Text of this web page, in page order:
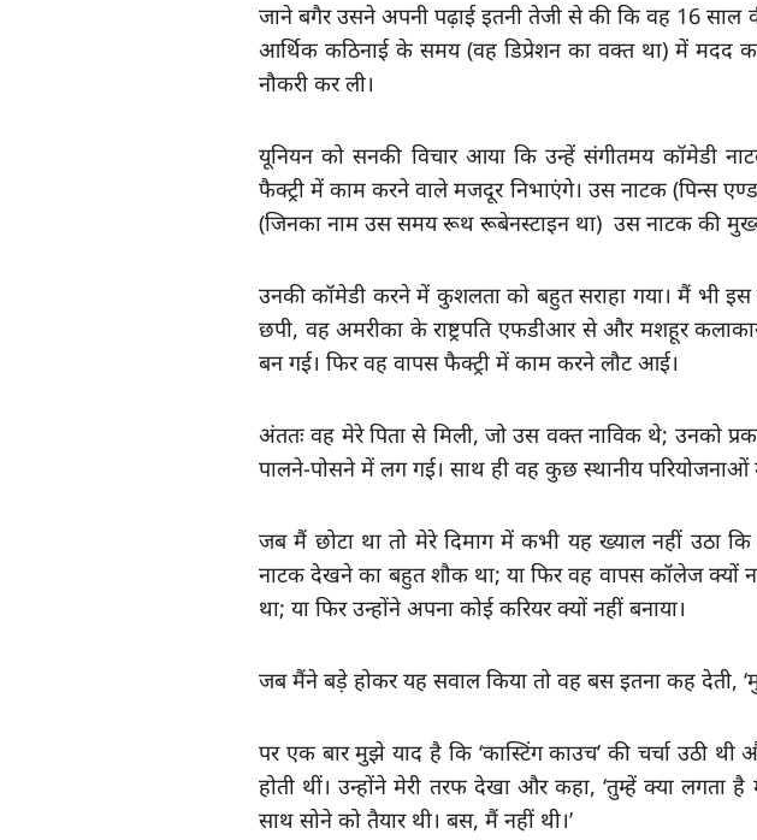
जाने बगैर उसने अपनी पढ़ाई इतनी तेजी से की कि वह 16 साल
आर्थिक कठिनाई के समय (वह डिप्रेशन का वक्त था) में मदद
नौकरी कर ली।
यूनियन को सनकी विचार आया कि उन्हें संगीतमय कॉमेडी
फैक्ट्री में काम करने वाले मजदूर निभाएंगे। उस नाटक (पिन्स
(जिनका नाम उस समय रूथ रूबेनस्टाइन था)  उस नाटक की मुख्य
उनकी कॉमेडी करने में कुशलता को बहुत सराहा गया। मैं भी
छपी, वह अमरीका के राष्ट्रपति एफडीआर से और मशहूर
बन गई। फिर वह वापस फैक्ट्री में काम करने लौट आई।
अंततः वह मेरे पिता से मिली, जो उस वक्त नाविक थे; उनको
पालने-पोसने में लग गई। साथ ही वह कुछ स्थानीय परियोजनाओं में
जब मैं छोटा था तो मेरे दिमाग में कभी यह ख्याल नहीं उठा
नाटक देखने का बहुत शौक था; या फिर वह वापस कॉलेज क्यों
था; या फिर उन्होंने अपना कोई करियर क्यों नहीं बनाया।
जब मैंने बड़े होकर यह सवाल किया तो वह बस इतना कह देती,
पर एक बार मुझे याद है कि ‘कास्टिंग काउच’ की चर्चा उठी
होती थीं। उन्होंने मेरी तरफ देखा और कहा, ‘तुम्हें क्या
साथ सोने को तैयार थी। बस, मैं नहीं थी।’